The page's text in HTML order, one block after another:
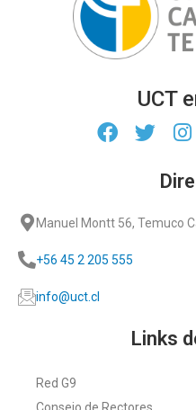
UCT
Manuel Montt 56, Temuco
+56 45 2 205 555
info@uct.cl
Links
Red G9